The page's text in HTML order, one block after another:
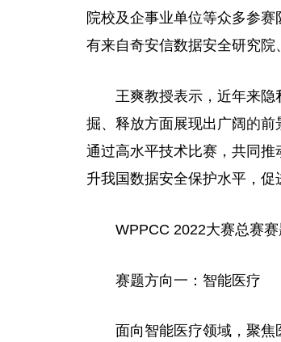
院校及企事业单位等众多参
有来自奇安信数据安全研究院
王爽教授表示，近年来
掘、释放方面展现出广阔 的前
通过高水平技术比赛，共同
升我国数据安全保护水平，促
WPPCC 2022大赛总赛赛
赛题方向一：智能医疗
面向智能医疗领域，聚